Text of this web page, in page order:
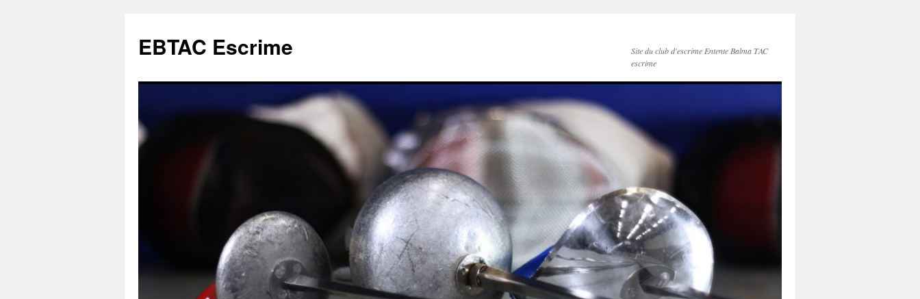
contenu
EBTAC Escrime
Site du club d'escrime Entente Balma TAC
escrime